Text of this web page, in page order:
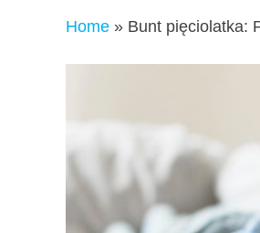
Home » Bunt pięciolatka: